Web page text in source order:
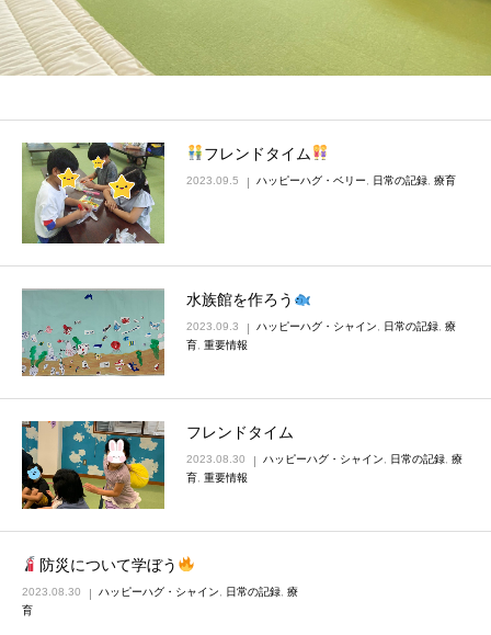
フレンドタイム
2023.09.5 ハッピーハグ・ベリー 日常の記録 療育
水族館を作ろう
2023.09.3 ハッピーハグ・シャイン 日常の記録 療
育 重要情報
フレンドタイム
2023.08.30 ハッピーハグ・シャイン 日常の記録 療
育 重要情報
防災について学ぼう
2023.08.30 ハッピーハグ・シャイン 日常の記録 療
育
求人情報
運営会社